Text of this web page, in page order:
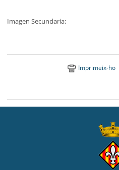
Imagen Secundaria:
Imprimeix-ho